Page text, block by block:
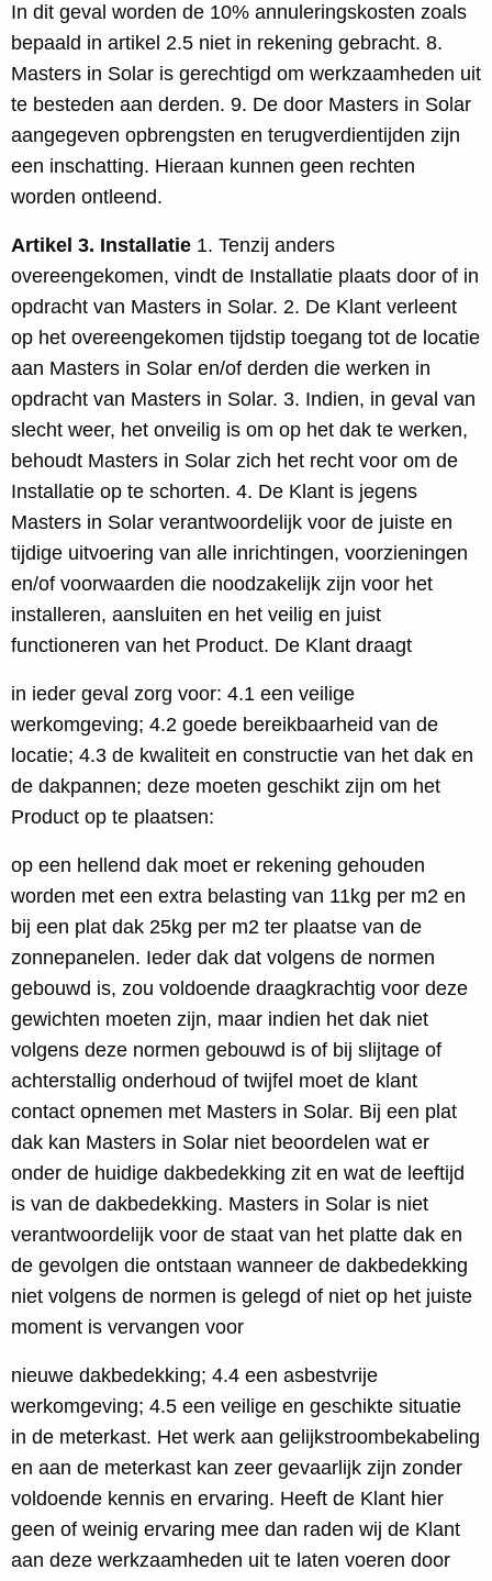
In dit geval worden de 10% annuleringskosten zoals
bepaald in artikel 2.5 niet in rekening gebracht. 8.
Masters in Solar is gerechtigd om werkzaamheden uit
te besteden aan derden. 9. De door Masters in Solar
aangegeven opbrengsten en terugverdientijden zijn
een inschatting. Hieraan kunnen geen rechten
worden ontleend.
Artikel 3. Installatie 1. Tenzij anders
overeengekomen, vindt de Installatie plaats door of in
opdracht van Masters in Solar. 2. De Klant verleent
op het overeengekomen tijdstip toegang tot de locatie
aan Masters in Solar en/of derden die werken in
opdracht van Masters in Solar. 3. Indien, in geval van
slecht weer, het onveilig is om op het dak te werken,
behoudt Masters in Solar zich het recht voor om de
Installatie op te schorten. 4. De Klant is jegens
Masters in Solar verantwoordelijk voor de juiste en
tijdige uitvoering van alle inrichtingen, voorzieningen
en/of voorwaarden die noodzakelijk zijn voor het
installeren, aansluiten en het veilig en juist
functioneren van het Product. De Klant draagt
in ieder geval zorg voor: 4.1 een veilige
werkomgeving; 4.2 goede bereikbaarheid van de
locatie; 4.3 de kwaliteit en constructie van het dak en
de dakpannen; deze moeten geschikt zijn om het
Product op te plaatsen:
op een hellend dak moet er rekening gehouden
worden met een extra belasting van 11kg per m2 en
bij een plat dak 25kg per m2 ter plaatse van de
zonnepanelen. Ieder dak dat volgens de normen
gebouwd is, zou voldoende draagkrachtig voor deze
gewichten moeten zijn, maar indien het dak niet
volgens deze normen gebouwd is of bij slijtage of
achterstallig onderhoud of twijfel moet de klant
contact opnemen met Masters in Solar. Bij een plat
dak kan Masters in Solar niet beoordelen wat er
onder de huidige dakbedekking zit en wat de leeftijd
is van de dakbedekking. Masters in Solar is niet
verantwoordelijk voor de staat van het platte dak en
de gevolgen die ontstaan wanneer de dakbedekking
niet volgens de normen is gelegd of niet op het juiste
moment is vervangen voor
nieuwe dakbedekking; 4.4 een asbestvrije
werkomgeving; 4.5 een veilige en geschikte situatie
in de meterkast. Het werk aan gelijkstroombekabeling
en aan de meterkast kan zeer gevaarlijk zijn zonder
voldoende kennis en ervaring. Heeft de Klant hier
geen of weinig ervaring mee dan raden wij de Klant
aan deze werkzaamheden uit te laten voeren door